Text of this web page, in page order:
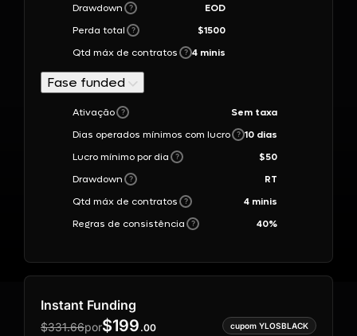
Drawdown
?
EOD
Perda total
?
$1500
Qtd máx de contratos
? 4 minis
Fase funded
Ativação ?
Sem taxa
Dias operados mínimos com lucro ? 10 dias
Lucro mínimo por dia
? $50
Drawdown
?
RT
Qtd máx de contratos
?
4 minis
Regras de consistência
? 40%
Instant Funding
$331.66por$199 .00